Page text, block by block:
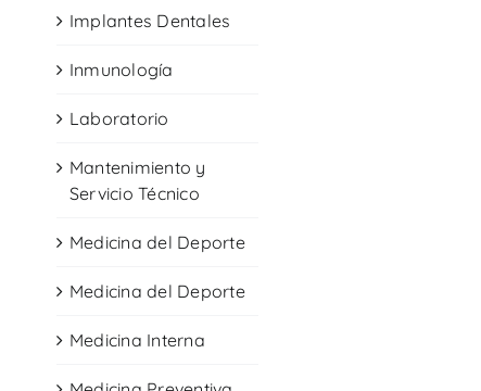
Implantes Dentales
Inmunología
Laboratorio
Mantenimiento y
Servicio Técnico
Medicina del Deporte
Medicina del Deporte
Medicina Interna